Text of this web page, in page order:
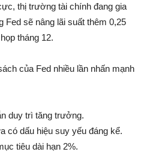
thị trường tài chính đang gia
Fed sẽ nâng lãi suất thêm 0,25
tháng 12.
của Fed nhiều lần nhấn mạnh
duy trì tăng trưởng.
có dấu hiệu suy yếu đáng kể.
tiêu dài hạn 2%.